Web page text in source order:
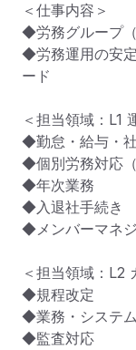
＜仕事内容＞
◆労務グループ
◆労務運用の安
ード
＜担当領域：L1
◆勤怠・給与・
◆個別労務対応
◆年次業務
◆入退社手続き
◆メンバーマネ
＜担当領域：L2
◆規程改定
◆業務・システ
◆監査対応